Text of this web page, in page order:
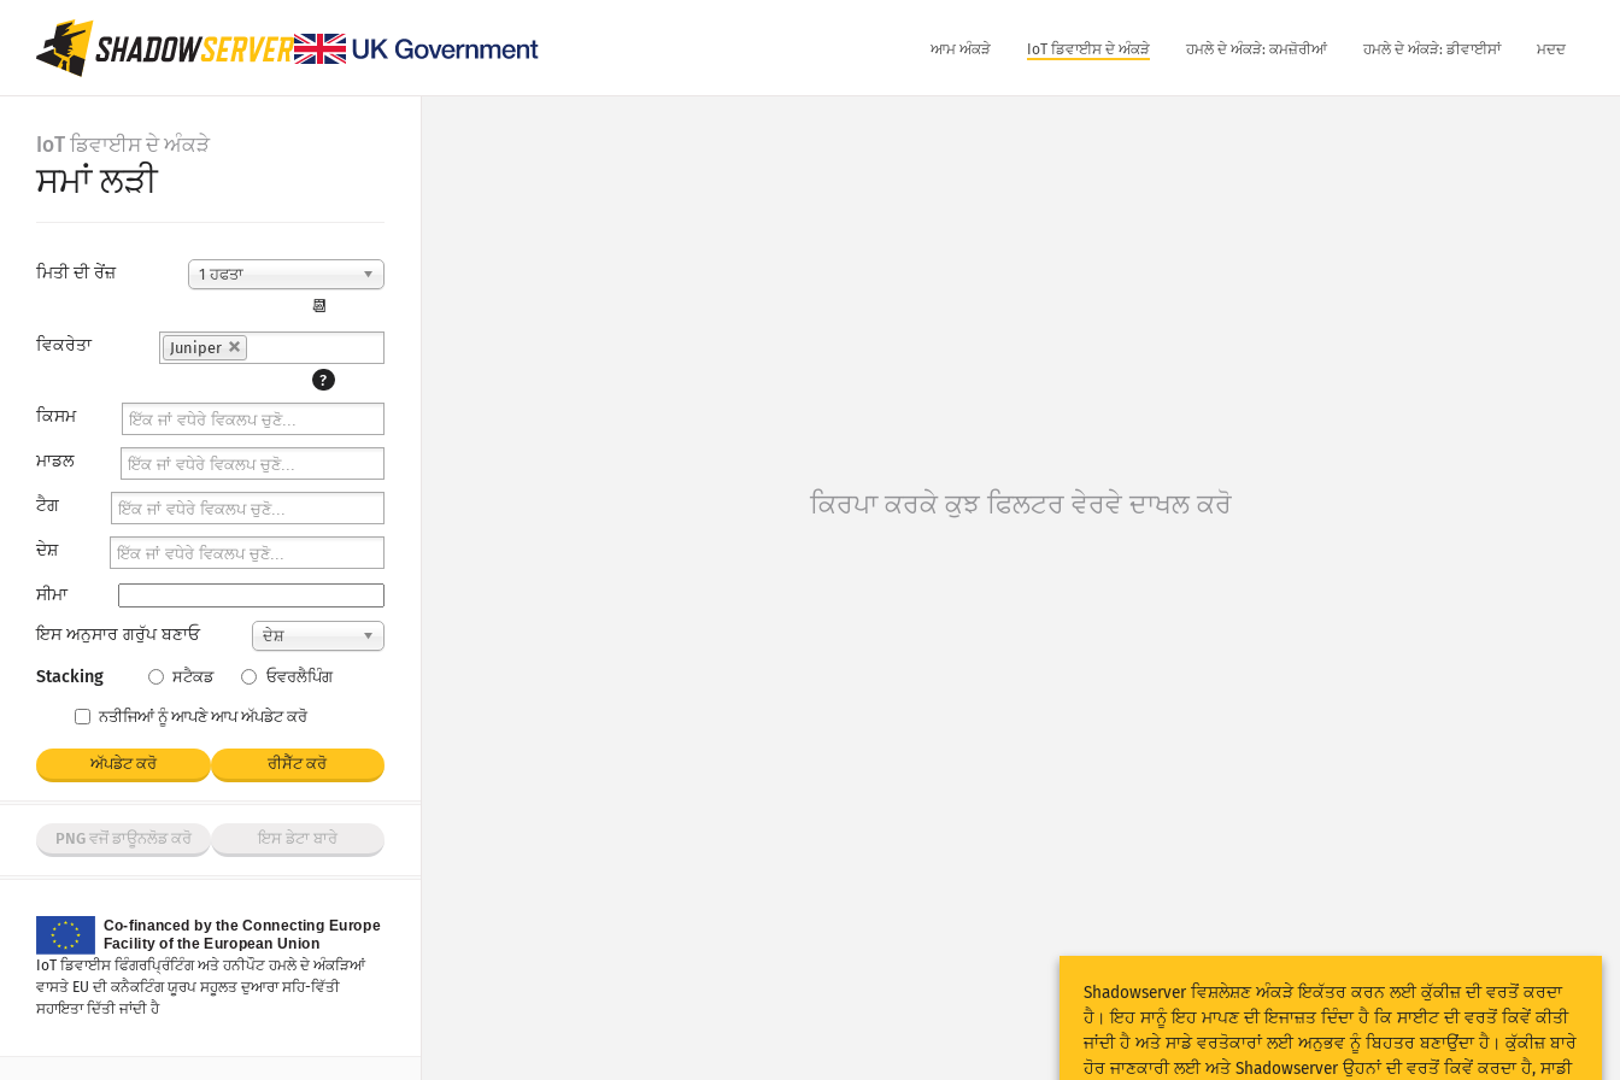
ਆਮ ਅੰਕੜੇ IoT ਡਿਵਾਈਸ ਦੇ ਅੰਕੜੇ ਹਮਲੇ ਦੇ ਅੰਕੜੇ: ਕਮਜ਼ੋਰੀਆਂ ਹਮਲੇ ਦੇ ਅੰਕੜੇ: ਡੀਵਾਈਸਾਂ ਮਦਦ
IoT ਡਿਵਾਈਸ ਦੇ ਅੰਕੜੇ
ਸਮਾਂ ਲੜੀ
ਮਿਤੀ ਦੀ ਰੇਂਜ਼ 1 ਹਫਤਾ
📆
ਵਿਕਰੇਤਾ
Juniper
?
ਕਿਸਮ
ਮਾਡਲ
ਟੈਗ
ਦੇਸ਼
ਸੀਮਾ
ਇਸ ਅਨੁਸਾਰ ਗਰੁੱਪ ਬਣਾਓ
ਦੇਸ਼
Stacking ਸਟੈਕਡ ਓਵਰਲੈਪਿੰਗ
ਨਤੀਜਿਆਂ ਨੂੰ ਆਪਣੇ ਆਪ ਅੱਪਡੇਟ ਕਰੋ
ਅੱਪਡੇਟ ਕਰੋ ਰੀਸੈੱਟ ਕਰੋ
PNG ਵਜੋਂ ਡਾਊਨਲੋਡ ਕਰੋ ਇਸ ਡੇਟਾ ਬਾਰੇ
IoT ਡਿਵਾਈਸ ਫਿੰਗਰਪ੍ਰਿੰਟਿੰਗ ਅਤੇ ਹਨੀਪੌਟ ਹਮਲੇ ਦੇ ਅੰਕੜਿਆਂ
ਵਾਸਤੇ EU ਦੀ ਕਨੈਕਟਿੰਗ ਯੂਰਪ ਸਹੂਲਤ ਦੁਆਰਾ ਸਹਿ-ਵਿੱਤੀ
ਸਹਾਇਤਾ ਦਿੱਤੀ ਜਾਂਦੀ ਹੈ
ਕਿਰਪਾ ਕਰਕੇ ਕੁਝ ਫਿਲਟਰ ਵੇਰਵੇ ਦਾਖਲ ਕਰੋ
Shadowserver ਵਿਸ਼ਲੇਸ਼ਣ ਅੰਕੜੇ ਇਕੱਤਰ ਕਰਨ ਲਈ ਕੁੱਕੀਜ਼ ਦੀ ਵਰਤੋਂ ਕਰਦਾ
ਹੈ। ਇਹ ਸਾਨੂੰ ਇਹ ਮਾਪਣ ਦੀ ਇਜਾਜ਼ਤ ਦਿੰਦਾ ਹੈ ਕਿ ਸਾਈਟ ਦੀ ਵਰਤੋਂ ਕਿਵੇਂ ਕੀਤੀ
ਜਾਂਦੀ ਹੈ ਅਤੇ ਸਾਡੇ ਵਰਤੋਕਾਰਾਂ ਲਈ ਅਨੁਭਵ ਨੂੰ ਬਿਹਤਰ ਬਣਾਉਂਦਾ ਹੈ। ਕੁੱਕੀਜ਼ ਬਾਰੇ
ਹੋਰ ਜਾਣਕਾਰੀ ਲਈ ਅਤੇ Shadowserver ਉਹਨਾਂ ਦੀ ਵਰਤੋਂ ਕਿਵੇਂ ਕਰਦਾ ਹੈ, ਸਾਡੀ